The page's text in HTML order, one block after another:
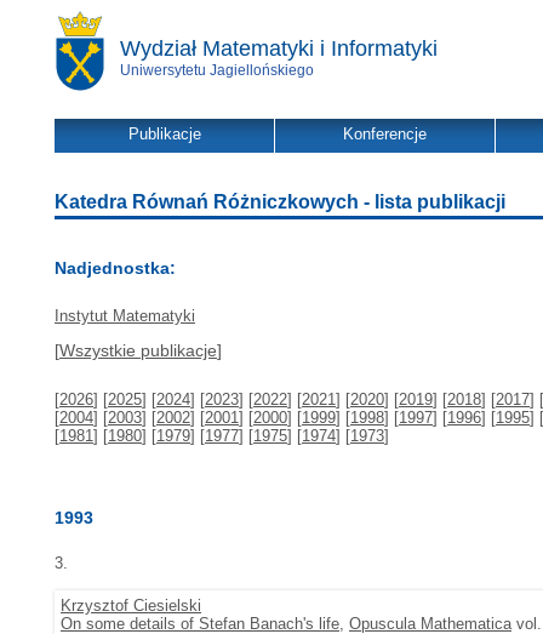
Wydział Matematyki i Informatyki
Uniwersytetu Jagiellońskiego
Publikacje Konferencje
Katedra Równań Różniczkowych - lista publikacji
Nadjednostka:
Instytut Matematyki
[Wszystkie publikacje]
[2026] [2025] [2024] [2023] [2022] [2021] [2020] [2019] [2018] [2017] [
[2004] [2003] [2002] [2001] [2000] [1999] [1998] [1997] [1996] [1995] [
[1981] [1980] [1979] [1977] [1975] [1974] [1973]
1993
3.
Krzysztof Ciesielski
On some details of Stefan Banach's life, Opuscula Mathematicavol.